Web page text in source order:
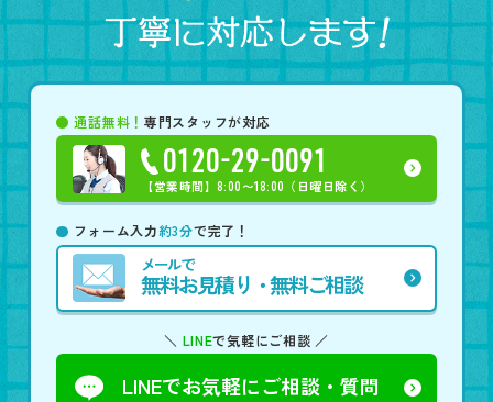
通話無料！専門スタッフが対応
0120-29-0091
【営業時間】8:00〜18:00（日曜日除く）
フォーム入力約3分で完了！
メールで
無料お見積り・無料ご相談
＼ LINEで気軽にご相談 ／
LINEでお気軽にご相談・質問